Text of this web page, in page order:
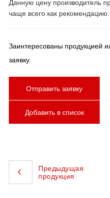
Данную цену производитель
чаще всего как рекомендацию.
Заинтересованы продукцией
заявку.
Отправить заявку
Добавить в список
Предыдущая
продукция